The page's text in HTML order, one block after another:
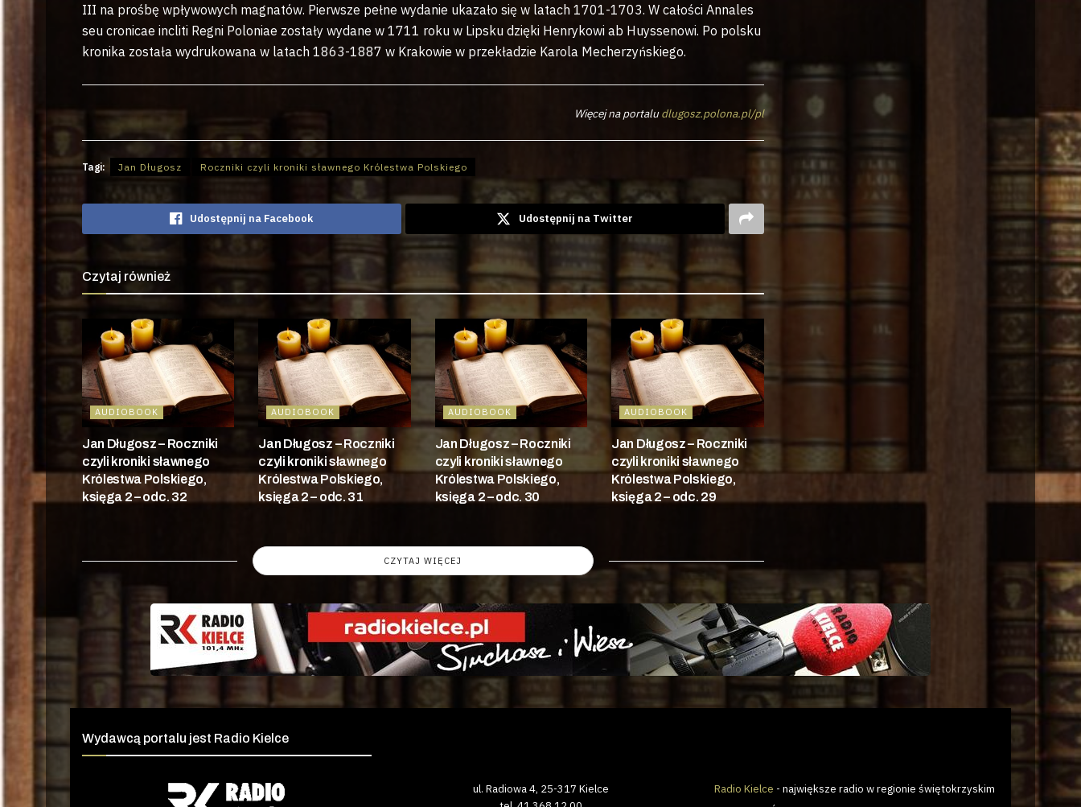
III na prośbę wpływowych magnatów. Pierwsze pełne wydanie ukazało się w latach 1701-1703. W całości Annales
seu cronicae incliti Regni Poloniae zostały wydane w 1711 roku w Lipsku dzięki Henrykowi ab Huyssenowi. Po polsku
kronika została wydrukowana w latach 1863-1887 w Krakowie w przekładzie Karola Mecherzyńskiego.
Więcej na portaludlugosz.polona.pl/pl
Tagi: Jan Długosz Roczniki czyli kroniki sławnego Królestwa Polskiego
Udostępnij na Facebook Udostępnij na Twitter
Czytaj również
AUDIOBOOK
Jan Długosz – Roczniki
czyli kroniki sławnego
Królestwa Polskiego,
księga 2 – odc. 32
AUDIOBOOK
Jan Długosz – Roczniki
czyli kroniki sławnego
Królestwa Polskiego,
księga 2 – odc. 31
AUDIOBOOK
Jan Długosz – Roczniki
czyli kroniki sławnego
Królestwa Polskiego,
księga 2 – odc. 30
AUDIOBOOK
Jan Długosz – Roczniki
czyli kroniki sławnego
Królestwa Polskiego,
księga 2 – odc. 29
CZYTAJ WIĘCEJ
Wydawcą portalu jest Radio Kielce
ul. Radiowa 4, 25-317 Kielce
Radio Kielce - największe radio w regionie świętokrzyskim